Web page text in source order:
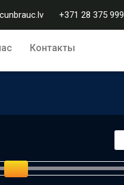
+371 28 375 999
Контакты